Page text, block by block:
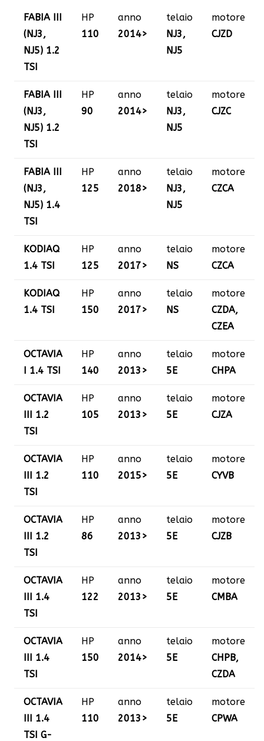
FABIA III
(NJ3,
NJ5) 1.2
TSI
HP
110
anno
2014>
telaio
NJ3,
NJ5
motore
CJZD
FABIA III
(NJ3,
NJ5) 1.2
TSI
HP
90
anno
2014>
telaio
NJ3,
NJ5
motore
CJZC
FABIA III
(NJ3,
NJ5) 1.4
TSI
HP
125
anno
2018>
telaio
NJ3,
NJ5
motore
CZCA
KODIAQ
1.4 TSI
HP
125
anno
2017>
telaio
NS
motore
CZCA
KODIAQ
1.4 TSI
HP
150
anno
2017>
telaio
NS
motore
CZDA,
CZEA
OCTAVIA
I 1.4 TSI
HP
140
anno
2013>
telaio
5E
motore
CHPA
OCTAVIA
III 1.2
TSI
HP
105
anno
2013>
telaio
5E
motore
CJZA
OCTAVIA
III 1.2
TSI
HP
110
anno
2015>
telaio
5E
motore
CYVB
OCTAVIA
III 1.2
TSI
HP
86
anno
2013>
telaio
5E
motore
CJZB
OCTAVIA
III 1.4
TSI
HP
122
anno
2013>
telaio
5E
motore
CMBA
OCTAVIA
III 1.4
TSI
HP
150
anno
2014>
telaio
5E
motore
CHPB,
CZDA
OCTAVIA
III 1.4
TSI G-
HP
110
anno
2013>
telaio
5E
motore
CPWA